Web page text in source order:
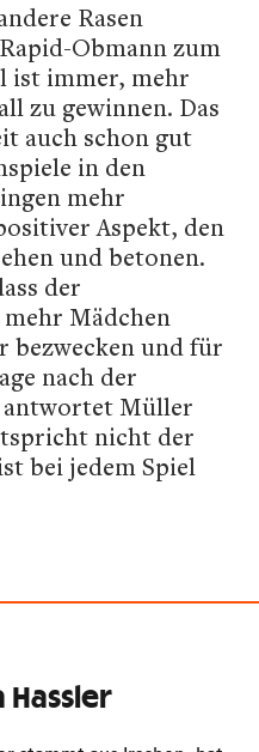
Rasen
Obmann zum
ist immer, mehr
zu gewinnen. Das
auch schon gut
in den
mehr
Aspekt, den
und betonen.
der
Mädchen
bezwecken und für
nach der
antwortet Müller
nicht der
bei jedem Spiel
Hassler